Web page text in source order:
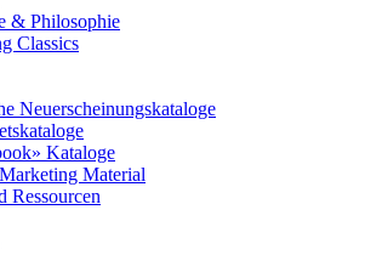
& Philosophie
Classics
Neuerscheinungskataloge
Kataloge
Material
Ressourcen